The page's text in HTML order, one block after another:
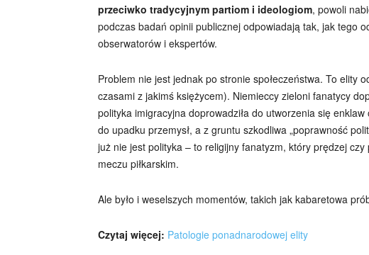
przeciwko tradycyjnym partiom i ideologiom, powoli
podczas badań opinii publicznej odpowiadają tak, jak tego
obserwatorów i ekspertów.
Problem nie jest jednak po stronie społeczeństwa. To elity
czasami z jakimś księżycem). Niemieccy zieloni fanatycy
polityka imigracyjna doprowadziła do utworzenia się
do upadku przemysł, a z gruntu szkodliwa „poprawność
już nie jest polityka – to religijny fanatyzm, który prędzej
meczu piłkarskim.
Ale było i weselszych momentów, takich jak kabaretowa
Czytaj więcej: Patologie ponadnarodowej elity